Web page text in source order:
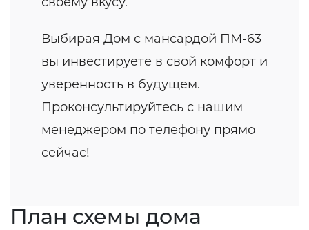
Выбирая Дом с мансардой ПМ-63
вы инвестируете в свой комфорт и
уверенность в будущем.
Проконсультируйтесь с нашим
менеджером по телефону прямо
сейчас!
План схемы дома